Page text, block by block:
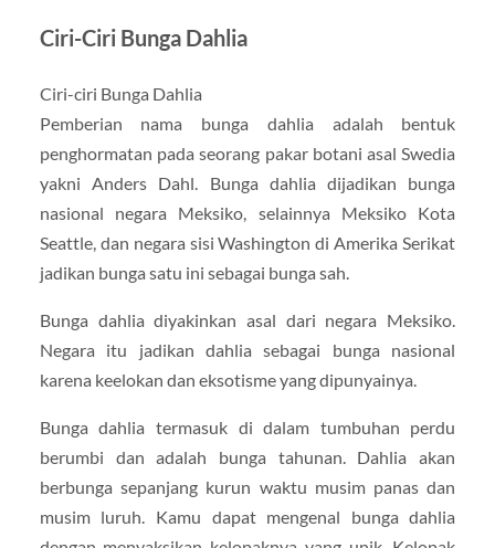
Ciri-Ciri Bunga Dahlia
Ciri-ciri Bunga Dahlia
Pemberian nama bunga dahlia adalah bentuk
penghormatan pada seorang pakar botani asal Swedia
yakni Anders Dahl. Bunga dahlia dijadikan bunga
nasional negara Meksiko, selainnya Meksiko Kota
Seattle, dan negara sisi Washington di Amerika Serikat
jadikan bunga satu ini sebagai bunga sah.
Bunga dahlia diyakinkan asal dari negara Meksiko.
Negara itu jadikan dahlia sebagai bunga nasional
karena keelokan dan eksotisme yang dipunyainya.
Bunga dahlia termasuk di dalam tumbuhan perdu
berumbi dan adalah bunga tahunan. Dahlia akan
berbunga sepanjang kurun waktu musim panas dan
musim luruh. Kamu dapat mengenal bunga dahlia